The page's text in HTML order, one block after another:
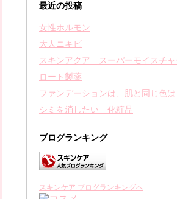
最近の投稿
女性ホルモン
大人ニキビ
スキンアクア スーパーモイスチ
ロート製薬
ファンデーションは、肌と同じ色は
シミを消したい 化粧品
ブログランキング
スキンケア ブログランキングへ